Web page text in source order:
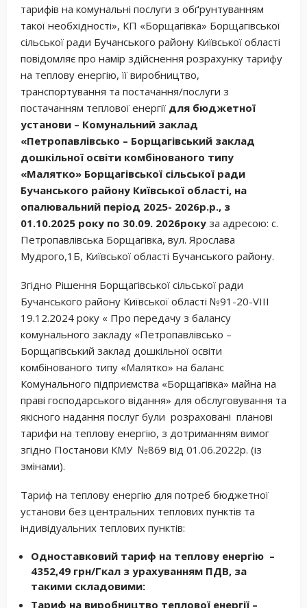
тарифів на комунальні послуги з обґрунтуванням
такої необхідності», КП «Борщагівка» Борщагівської
сільської ради Бучанського району Київської області
повідомляє про намір здійснення розрахунку тарифу
на теплову енергію, її виробництво,
транспортування та постачання/послуги з
постачанням теплової енергії для бюджетної
установи – Комунальний заклад
«Петропавлівсько – Борщагівський заклад
дошкільної освіти комбінованого типу
«Малятко» Борщагівської сільської ради
Бучанського району Київської області, на
опалювальний період 2025- 2026р.р., з
01.10.2025 року по 30.09. 2026року за адресою: с.
Петропавлівська Борщагівка, вул. Ярослава
Мудрого,1Б, Київської області Бучанського району.
Згідно Рішення Борщагівської сільської ради
Бучанського району Київської області №91-20-VIII
19.12.2024 року « Про передачу з балансу
комунального закладу «Петропавлівсько –
Борщагівський заклад дошкільної освіти
комбінованого типу «Малятко» на баланс
Комунального підприємства «Борщагівка» майна на
праві господарського відання» для обслуговування та
якісного надання послуг були розраховані планові
тарифи на теплову енергію, з дотриманням вимог
згідно Постанови КМУ №869 від 01.06.2022р. (із
змінами).
Тариф на теплову енергію для потреб бюджетної
установи без центральних теплових пунктів та
індивідуальних теплових пунктів:
Одноставковий тариф на теплову енергію –
4352,49 грн/Гкал з урахуванням ПДВ, за
такими складовими:
Тариф на виробництво теплової енергії –